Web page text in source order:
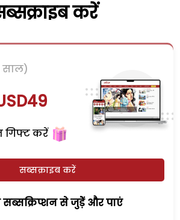
करें
साल)
गिफ्ट करें
सब्सक्राइब करें
सब्सक्रिप्शन से जुड़ेें और पाएं